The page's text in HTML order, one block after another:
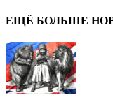
ЕЩЁ БОЛЬШЕ